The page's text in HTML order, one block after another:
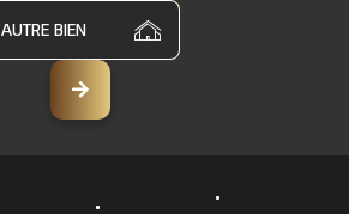
AUTRE BIEN